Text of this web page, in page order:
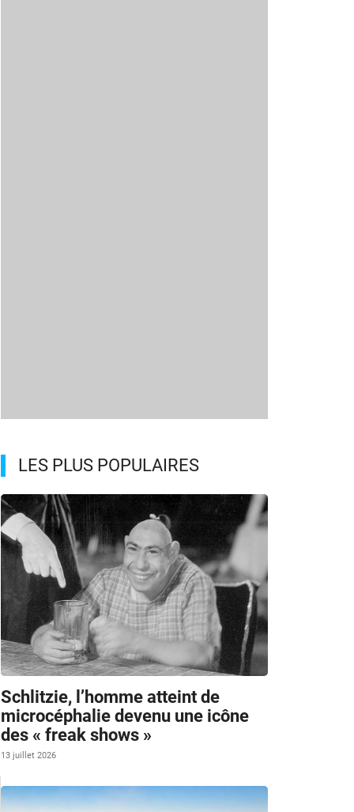
LES PLUS POPULAIRES
Schlitzie, l’homme atteint de
microcéphalie devenu une icône
des « freak shows »
13 juillet 2026